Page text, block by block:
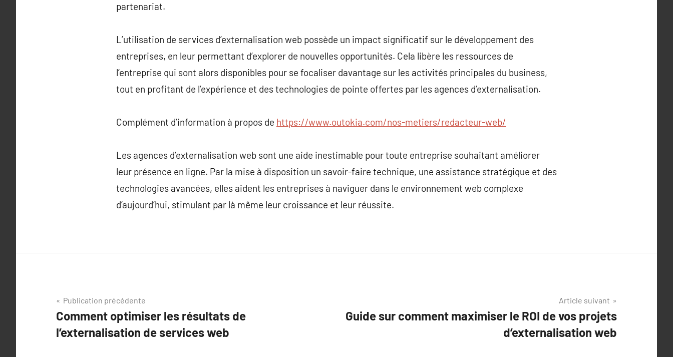
partenariat.
L’utilisation de services d’externalisation web possède un impact significatif sur le développement des
entreprises, en leur permettant d’explorer de nouvelles opportunités. Cela libère les ressources de
l’entreprise qui sont alors disponibles pour se focaliser davantage sur les activités principales du business,
tout en profitant de l’expérience et des technologies de pointe offertes par les agences d’externalisation.
Complément d’information à propos de https://www.outokia.com/nos-metiers/redacteur-web/
Les agences d’externalisation web sont une aide inestimable pour toute entreprise souhaitant améliorer
leur présence en ligne. Par la mise à disposition un savoir-faire technique, une assistance stratégique et des
technologies avancées, elles aident les entreprises à naviguer dans le environnement web complexe
d’aujourd’hui, stimulant par là même leur croissance et leur réussite.
Navigation
de
l’article
Publication précédente
Comment optimiser les résultats de
l’externalisation de services web
Article suivant
Guide sur comment maximiser le ROI de vos projets
d’externalisation web